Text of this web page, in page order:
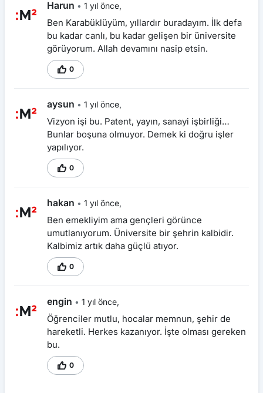
Harun • 1 yıl önce,
Ben Karabüklüyüm, yıllardır buradayım. İlk defa
bu kadar canlı, bu kadar gelişen bir üniversite
görüyorum. Allah devamını nasip etsin.
0
aysun • 1 yıl önce,
Vizyon işi bu. Patent, yayın, sanayi işbirliği…
Bunlar boşuna olmuyor. Demek ki doğru işler
yapılıyor.
0
hakan • 1 yıl önce,
Ben emekliyim ama gençleri görünce
umutlanıyorum. Üniversite bir şehrin kalbidir.
Kalbimiz artık daha güçlü atıyor.
0
engin • 1 yıl önce,
Öğrenciler mutlu, hocalar memnun, şehir de
hareketli. Herkes kazanıyor. İşte olması gereken
bu.
0